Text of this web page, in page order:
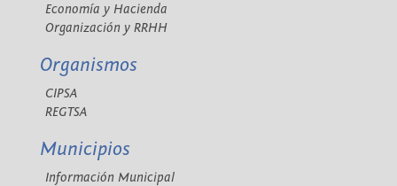
Economía y Hacienda
Organización y RRHH
Organismos
CIPSA
REGTSA
Municipios
Información Municipal